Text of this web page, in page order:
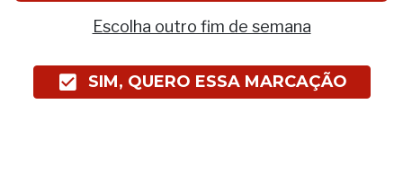
Escolha outro fim de semana
SIM, QUERO ESSA MARCAÇÃO